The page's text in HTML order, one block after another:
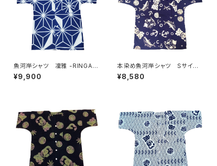
魚河岸シャツ 凜雅 -RINGA-
プレミアムシリーズ① 麻かざぐ
るま Mサイズ 認定証付き
¥9,900
本染め魚河岸シャツ Sサイ
ズ 認定証付き 木綿晒 やい
ちゃん 海ものがたり 紺×
シャツ 焼津 浜通り 港町
¥8,580